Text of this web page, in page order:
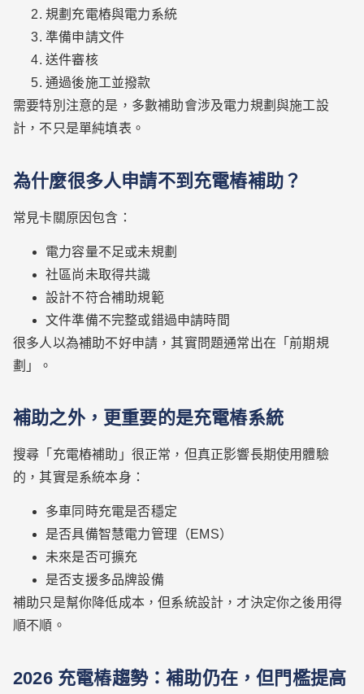
規劃充電樁與電力系統
準備申請文件
送件審核
通過後施工並撥款
需要特別注意的是，多數補助會涉及電力規劃與施工設
計，不只是單純填表。
為什麼很多人申請不到充電樁補助？
常見卡關原因包含：
電力容量不足或未規劃
社區尚未取得共識
設計不符合補助規範
文件準備不完整或錯過申請時間
很多人以為補助不好申請，其實問題通常出在「前期規
劃」。
補助之外，更重要的是充電樁系統
搜尋「充電樁補助」很正常，但真正影響長期使用體驗
的，其實是系統本身：
多車同時充電是否穩定
是否具備智慧電力管理（EMS）
未來是否可擴充
是否支援多品牌設備
補助只是幫你降低成本，但系統設計，才決定你之後用得
順不順。
2026 充電樁趨勢：補助仍在，但門檻提高